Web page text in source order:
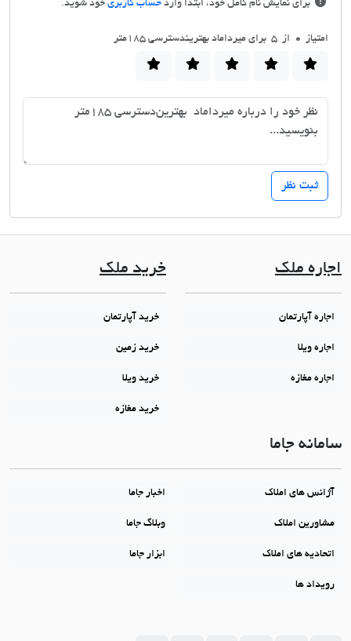
برای نمایش نام کامل خود، ابتدا وارد حساب کاربری خود شوید.
امتیاز 0 از 5 برای میرداماد بهترین‎دسترسی 185متر
اجاره ملک
اجاره آپارتمان
اجاره ویلا
اجاره مغازه
خرید ملک
خرید آپارتمان
خرید زمین
خرید ویلا
خرید مغازه
سامانه جاما
آژانس های املاک اخبار جاما
مشاورین املاک وبلاگ جاما
اتحادیه های املاک ابزار جاما
رویداد ها